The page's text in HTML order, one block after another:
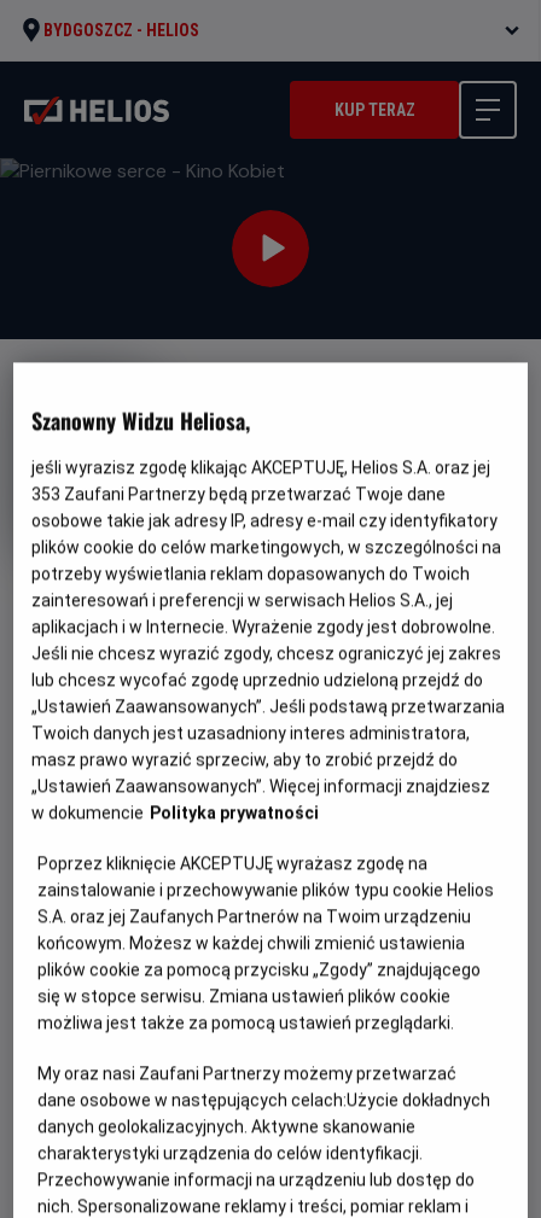
BYDGOSZCZ - HELIOS
KUP TERAZ
OBSERWUJ
Piernikowe serce - Kino Kobiet
Oryginalny
tytuł
Piernikowe serce Gatunek
Komedia romantyczna
Minimalny
wiek
Od 13 lat
Czas
trwania
168 min
REŻYSERIA
Piotr Wereśniak
SCENARIUSZ
Marta Nowakowska, Michał
Zasowski
OBSADA
Jakub Strach, Weronika Mania, Stefan Pawłowski
WIĘCEJ SZCZEGÓŁÓW
OPIS WYDARZENIA
„Piernikowe serce”to świąteczna komedia romantyczna
z dużą dawką humoru, emocji i aromatu pierników! Pachnie
cynamonem, rozbrzmiewa śmiechem i rozgrzewa serca
nawet najbardziej skłóconych bohaterów.
Justyna i Czarek wracają z synem do rodzinnego domu w
Toruniu, gdzie czeka ich nie tylko konfrontacja z
przeszłością, ale też szansa na nowy początek. Dagmara,
próbuje spełnić marzenie zmarłego ojca i otworzyć
kawiarnię, choć życie nieustannie rzuca jej kłody pod nogi.
tej układanki mnóstwo koloru, energii i nieoczekiwanych
zwrotów akcji. To film o rodzinie, miłości i drugich szansach.
O tym, że nawet jeśli wszystko się sypie, święta potrafią
posklejać to, co najważniejsze. Bo przecież w święta
wszystko jest możliwe — nawet cud.
Szanowny Widzu Heliosa,
jeśli wyrazisz zgodę klikając AKCEPTUJĘ, Helios S.A. oraz jej
353 Zaufani Partnerzy będą przetwarzać Twoje dane
osobowe takie jak adresy IP, adresy e-mail czy identyfikatory
plików cookie do celów marketingowych, w szczególności na
potrzeby wyświetlania reklam dopasowanych do Twoich
zainteresowań i preferencji w serwisach Helios S.A., jej
aplikacjach i w Internecie. Wyrażenie zgody jest dobrowolne.
Jeśli nie chcesz wyrazić zgody, chcesz ograniczyć jej zakres
lub chcesz wycofać zgodę uprzednio udzieloną przejdź do
„Ustawień Zaawansowanych”. Jeśli podstawą przetwarzania
Twoich danych jest uzasadniony interes administratora,
masz prawo wyrazić sprzeciw, aby to zrobić przejdź do
„Ustawień Zaawansowanych”. Więcej informacji znajdziesz
w dokumencie Polityka prywatności
Poprzez kliknięcie AKCEPTUJĘ wyrażasz zgodę na
zainstalowanie i przechowywanie plików typu cookie Helios
S.A. oraz jej Zaufanych Partnerów na Twoim urządzeniu
końcowym. Możesz w każdej chwili zmienić ustawienia
plików cookie za pomocą przycisku „Zgody” znajdującego
się w stopce serwisu. Zmiana ustawień plików cookie
możliwa jest także za pomocą ustawień przeglądarki.
My oraz nasi Zaufani Partnerzy możemy przetwarzać
dane osobowe w następujących celach:Użycie dokładnych
danych geolokalizacyjnych. Aktywne skanowanie
charakterystyki urządzenia do celów identyfikacji.
Przechowywanie informacji na urządzeniu lub dostęp do
nich. Spersonalizowane reklamy i treści, pomiar reklam i